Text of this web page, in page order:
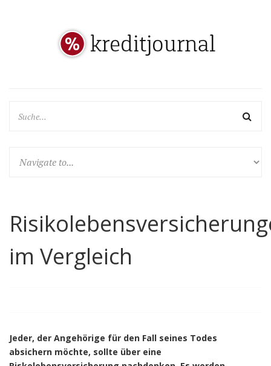
im Vergleich
Jeder, der Angehörige für den Fall seines Todes
absichern möchte, sollte über eine